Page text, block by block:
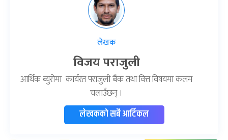
लेखक
विजय पराजुली
आर्थिक ब्युरोमा कार्यरत पराजुली बैंक तथा वित्त विषयमा कलम
चलाउँछन् ।
लेखकको सबै आर्टिकल